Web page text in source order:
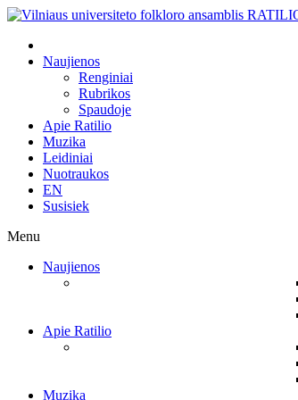
Naujienos
Renginiai
Rubrikos
Spaudoje
Apie Ratilio
Muzika
Leidiniai
Nuotraukos
EN
Susisiek
Menu
Naujienos
Apie Ratilio
Muzika